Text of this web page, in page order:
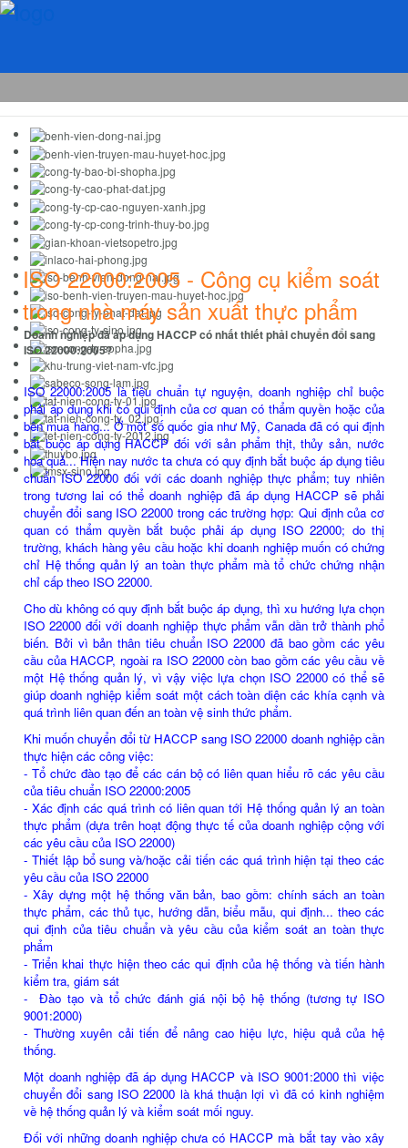
ISO 22000:2005 - Công cụ kiểm soát
trong nhà máy sản xuất thực phẩm
Doanh nghiệp đã áp dụng HACCP có nhất thiết phải chuyển đổi sang
ISO 22000:2005?
ISO 22000:2005 là tiêu chuẩn tự nguyện, doanh nghiệp chỉ buộc
phải áp dụng khi có qui định của cơ quan có thẩm quyền hoặc của
bên mua hàng... Ở một số quốc gia như Mỹ, Canada đã có qui định
bắt buộc áp dụng HACCP đối với sản phẩm thịt, thủy sản, nước
hoa quả... Hiện nay nước ta chưa có quy định bắt buộc áp dụng tiêu
chuẩn ISO 22000 đối với các doanh nghiệp thực phẩm; tuy nhiên
trong tương lai có thể doanh nghiệp đã áp dụng HACCP sẽ phải
chuyển đổi sang ISO 22000 trong các trường hợp: Qui định của cơ
quan có thẩm quyền bắt buộc phải áp dụng ISO 22000; do thị
trường, khách hàng yêu cầu hoặc khi doanh nghiệp muốn có chứng
chỉ Hệ thống quản lý an toàn thực phẩm mà tổ chức chứng nhận
chỉ cấp theo ISO 22000.
Cho dù không có quy định bắt buộc áp dụng, thì xu hướng lựa chọn
ISO 22000 đối với doanh nghiệp thực phẩm vẫn dần trở thành phổ
biến. Bởi vì bản thân tiêu chuẩn ISO 22000 đã bao gồm các yêu
cầu của HACCP, ngoài ra ISO 22000 còn bao gồm các yêu cầu về
một Hệ thống quản lý, vì vậy việc lựa chọn ISO 22000 có thể sẽ
giúp doanh nghiệp kiểm soát một cách toàn diện các khía cạnh và
quá trình liên quan đến an toàn vệ sinh thức phẩm.
Khi muốn chuyển đổi từ HACCP sang ISO 22000 doanh nghiệp cần
thực hiện các công việc:
- Tổ chức đào tạo để các cán bộ có liên quan hiểu rõ các yêu cầu
của tiêu chuẩn ISO 22000:2005
- Xác định các quá trình có liên quan tới Hệ thống quản lý an toàn
thực phẩm (dựa trên hoạt động thực tế của doanh nghiệp cộng với
các yêu cầu của ISO 22000)
- Thiết lập bổ sung và/hoặc cải tiến các quá trình hiện tại theo các
yêu cầu của ISO 22000
- Xây dựng một hệ thống văn bản, bao gồm: chính sách an toàn
thực phẩm, các thủ tục, hướng dẫn, biểu mẫu, qui định... theo các
qui định của tiêu chuẩn và yêu cầu của kiểm soát an toàn thực
phẩm
- Triển khai thực hiện theo các qui định của hệ thống và tiến hành
kiểm tra, giám sát
- Đào tạo và tổ chức đánh giá nội bộ hệ thống (tương tự ISO
9001:2000)
- Thường xuyên cải tiến để nâng cao hiệu lực, hiệu quả của hệ
thống.
Một doanh nghiệp đã áp dụng HACCP và ISO 9001:2000 thì việc
chuyển đổi sang ISO 22000 là khá thuận lợi vì đã có kinh nghiệm
về hệ thống quản lý và kiểm soát mối nguy.
Đối với những doanh nghiệp chưa có HACCP mà bắt tay vào xây